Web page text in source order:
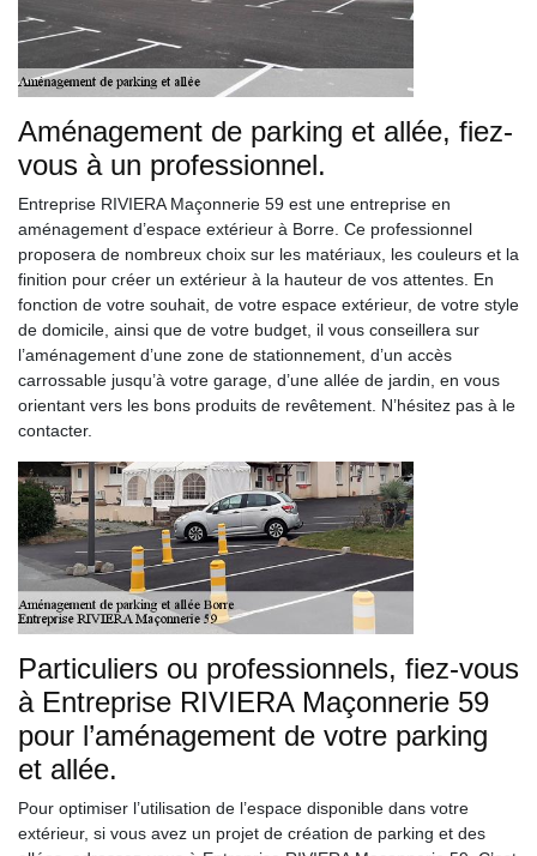
Aménagement de parking et allée, fiez-
vous à un professionnel.
Entreprise RIVIERA Maçonnerie 59 est une entreprise en
aménagement d’espace extérieur à Borre. Ce professionnel
proposera de nombreux choix sur les matériaux, les couleurs et la
finition pour créer un extérieur à la hauteur de vos attentes. En
fonction de votre souhait, de votre espace extérieur, de votre style
de domicile, ainsi que de votre budget, il vous conseillera sur
l’aménagement d’une zone de stationnement, d’un accès
carrossable jusqu’à votre garage, d’une allée de jardin, en vous
orientant vers les bons produits de revêtement. N’hésitez pas à le
contacter.
Particuliers ou professionnels, fiez-vous
à Entreprise RIVIERA Maçonnerie 59
pour l’aménagement de votre parking
et allée.
Pour optimiser l’utilisation de l’espace disponible dans votre
extérieur, si vous avez un projet de création de parking et des